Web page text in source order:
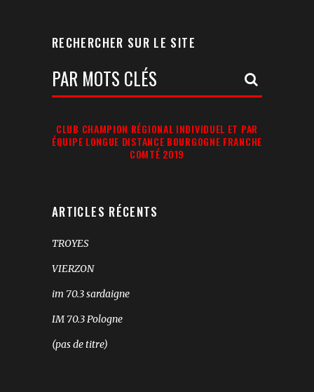
RECHERCHER SUR LE SITE
Votre
Recherche:
CLUB CHAMPION RÉGIONAL INDIVIDUEL ET PAR
ÉQUIPE LONGUE DISTANCE BOURGOGNE FRANCHE
COMTÉ 2019
ARTICLES RÉCENTS
TROYES
VIERZON
im 70.3 sardaigne
IM 70.3 Pologne
(pas de titre)